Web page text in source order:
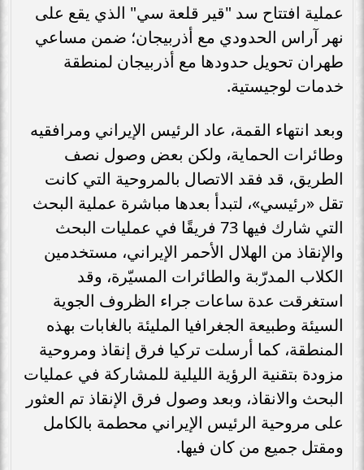
عملية افتتاح سد "قير قلعة سي" الذي يقع على
نهر آراس الحدودي مع أذربيجان؛ ضمن مساعي
طهران تحويل حدودها مع أذربيجان لمنطقة
خدمات لوجيستية.
وبعد انتهاء القمة، عاد الرئيس الإيراني ومرافقيه
وطائرات الحماية، ولكن بعض وصول نصف
الطريق، قد فقد الاتصال بالمروحية التي كانت
تقل «رئيسي»، لتبدأ بعدها مباشرة عملية البحث
التي شارك فيها 73 فريقًا في عمليات البحث
والإنقاذ من الهلال الأحمر الإيراني، مستخدمين
الكلاب المدرّبة والطائرات المسيّرة، وقد
استغرقت عدة ساعات جراء الظروف الجوية
السيئة وطبيعة الجغرافيا المليئة بالغابات بهذه
المنطقة، كما أرسلت تركيا فرق إنقاذ ومروحية
مزودة بتقنية الرؤية الليلية للمشاركة في عمليات
البحث والانقاذ، وبعد وصول فرق الإنقاذ تم العثور
على مروحية الرئيس الإيراني محطمة بالكامل
ومقتل جميع من كان فيها.